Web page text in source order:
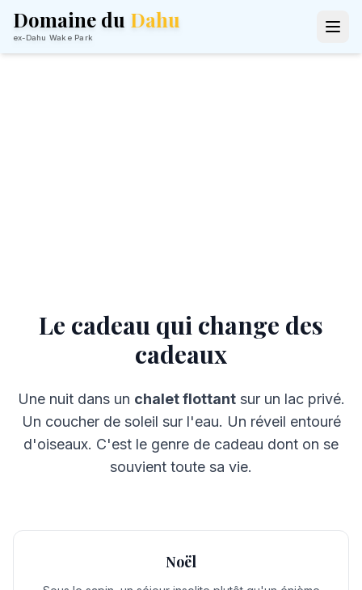
Domaine du Dahu
ex-Dahu Wake Park
Le cadeau qui change des
cadeaux
Une nuit dans un chalet flottantsur un lac privé.
Un coucher de soleil sur l'eau. Un réveil entouré
d'oiseaux. C'est le genre de cadeau dont on se
souvient toute sa vie.
Noël